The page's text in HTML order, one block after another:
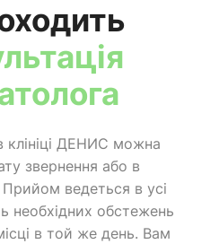
клініці ДЕНИС можна
звернення або в
ведеться в усі
необхідних обстежень
в той же день. Вам